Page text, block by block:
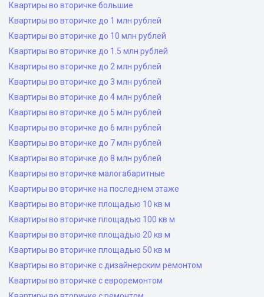
Квартиры во вторичке большие
Квартиры во вторичке до 1 млн рублей
Квартиры во вторичке до 10 млн рублей
Квартиры во вторичке до 1.5 млн рублей
Квартиры во вторичке до 2 млн рублей
Квартиры во вторичке до 3 млн рублей
Квартиры во вторичке до 4 млн рублей
Квартиры во вторичке до 5 млн рублей
Квартиры во вторичке до 6 млн рублей
Квартиры во вторичке до 7 млн рублей
Квартиры во вторичке до 8 млн рублей
Квартиры во вторичке малогабаритные
Квартиры во вторичке на последнем этаже
Квартиры во вторичке площадью 10 кв м
Квартиры во вторичке площадью 100 кв м
Квартиры во вторичке площадью 20 кв м
Квартиры во вторичке площадью 50 кв м
Квартиры во вторичке с дизайнерским ремонтом
Квартиры во вторичке с евроремонтом